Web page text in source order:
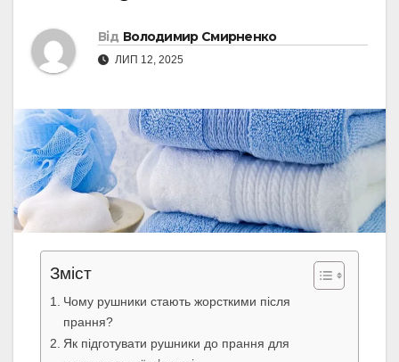
Від Володимир Смирненко
ЛИП 12, 2025
Зміст
Чому рушники стають жорсткими після
прання?
Як підготувати рушники до прання для